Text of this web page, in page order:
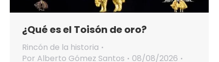
¿Qué es el Toisón de oro?
Rincón de la historia
Por Alberto Gómez Santos
08/08/2026